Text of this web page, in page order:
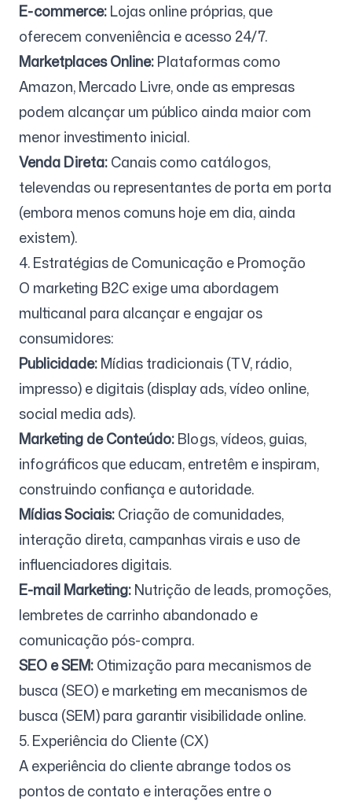
E-commerce:Lojas online próprias, que
oferecem conveniência e acesso 24/7.
Marketplaces Online:Plataformas como
Amazon, Mercado Livre, onde as empresas
podem alcançar um público ainda maior com
menor investimento inicial.
Venda Direta:Canais como catálogos,
televendas ou representantes de porta em porta
(embora menos comuns hoje em dia, ainda
existem).
4. Estratégias de Comunicação e Promoção
O marketing B2C exige uma abordagem
multicanal para alcançar e engajar os
consumidores:
Publicidade:Mídias tradicionais (TV, rádio,
impresso) e digitais (display ads, vídeo online,
social media ads).
Marketing de Conteúdo:Blogs, vídeos, guias,
infográficos que educam, entretêm e inspiram,
construindo confiança e autoridade.
Mídias Sociais:Criação de comunidades,
interação direta, campanhas virais e uso de
influenciadores digitais.
E-mail Marketing:Nutrição de leads, promoções,
lembretes de carrinho abandonado e
comunicação pós-compra.
SEO e SEM:Otimização para mecanismos de
busca (SEO) e marketing em mecanismos de
busca (SEM) para garantir visibilidade online.
5. Experiência do Cliente (CX)
A experiência do cliente abrange todos os
pontos de contato e interações entre o